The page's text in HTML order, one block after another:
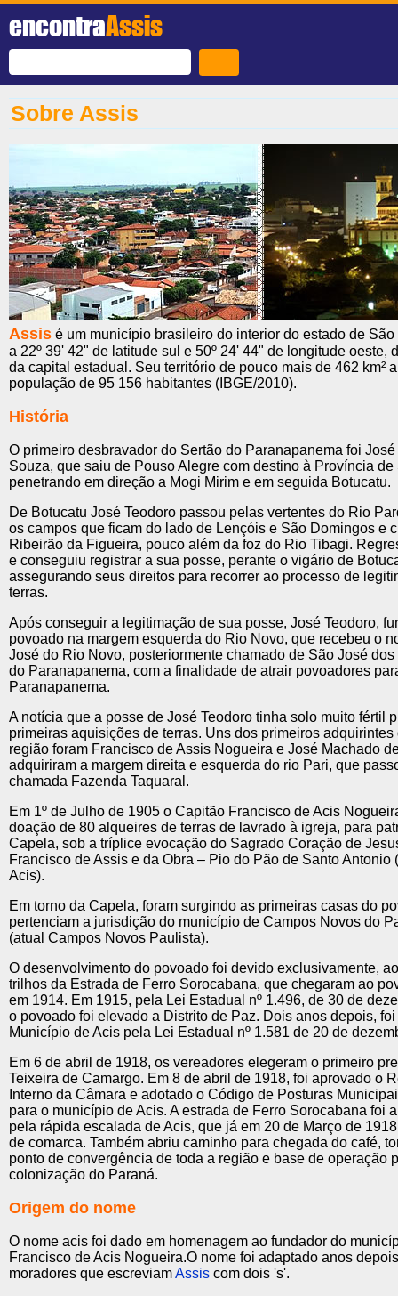
encontraAssis
Sobre Assis
Assis é um município brasileiro do interior do estado de
a 22º 39' 42" de latitude sul e 50º 24' 44" de longitude oeste,
da capital estadual. Seu território de pouco mais de 462 km²
população de 95 156 habitantes (IBGE/2010).
História
O primeiro desbravador do Sertão do Paranapanema foi
Souza, que saiu de Pouso Alegre com destino à Província
penetrando em direção a Mogi Mirim e em seguida Botucatu.
De Botucatu José Teodoro passou pelas vertentes do Rio
os campos que ficam do lado de Lençóis e São Domingos e
Ribeirão da Figueira, pouco além da foz do Rio Tibagi.
e conseguiu registrar a sua posse, perante o vigário de
assegurando seus direitos para recorrer ao processo de
terras.
Após conseguir a legitimação de sua posse, José Teodoro,
povoado na margem esquerda do Rio Novo, que recebeu o
José do Rio Novo, posteriormente chamado de São José
do Paranapanema, com a finalidade de atrair povoadores
Paranapanema.
A notícia que a posse de José Teodoro tinha solo muito fértil
primeiras aquisições de terras. Uns dos primeiros adquirintes
região foram Francisco de Assis Nogueira e José Machado
adquiriram a margem direita e esquerda do rio Pari, que
chamada Fazenda Taquaral.
Em 1º de Julho de 1905 o Capitão Francisco de Acis
doação de 80 alqueires de terras de lavrado à igreja, para
Capela, sob a tríplice evocação do Sagrado Coração de
Francisco de Assis e da Obra – Pio do Pão de Santo Antonio
Acis).
Em torno da Capela, foram surgindo as primeiras casas do
pertenciam a jurisdição do município de Campos Novos do
(atual Campos Novos Paulista).
O desenvolvimento do povoado foi devido exclusivamente,
trilhos da Estrada de Ferro Sorocabana, que chegaram ao
em 1914. Em 1915, pela Lei Estadual nº 1.496, de 30 de
o povoado foi elevado a Distrito de Paz. Dois anos depois,
Município de Acis pela Lei Estadual nº 1.581 de 20 de
Em 6 de abril de 1918, os vereadores elegeram o primeiro
Teixeira de Camargo. Em 8 de abril de 1918, foi aprovado o
Interno da Câmara e adotado o Código de Posturas
para o município de Acis. A estrada de Ferro Sorocabana foi
pela rápida escalada de Acis, que já em 20 de Março de
de comarca. Também abriu caminho para chegada do café,
ponto de convergência de toda a região e base de operação
colonização do Paraná.
Origem do nome
O nome acis foi dado em homenagem ao fundador do
Francisco de Acis Nogueira.O nome foi adaptado anos
moradores que escreviamAssis com dois 's'.